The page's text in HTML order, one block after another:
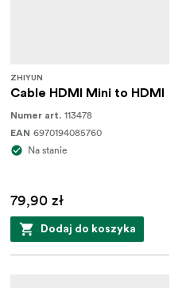
ZHIYUN
Cable HDMI Mini to HDMI
Numer art. 113478
EAN 6970194085760
Na stanie
79,90 zł
Dodaj do koszyka